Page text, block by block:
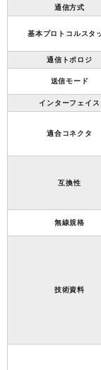
通信方式
基本プロトコルスタ
通信トポロジ
送信モード
インターフェイス
適合コネクタ
互換性
無線規格
技術資料